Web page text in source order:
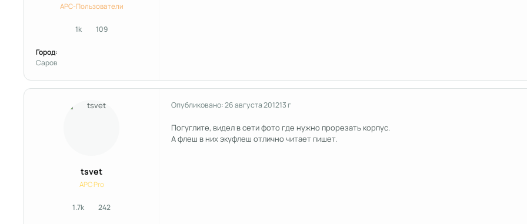
APC-Пользователи
1kсообщения
109Репутация
Город:
Саров
tsvet
APC Pro
1.7kсообщения
242Репутация
Опубликовано:26 августа 201213 г
Погуглите, видел в сети фото где нужно прорезать корпус.
А флеш в них экуфлеш отлично читает пишет.